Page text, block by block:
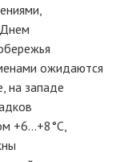
ожидаются
на западе
+6...+8°C,